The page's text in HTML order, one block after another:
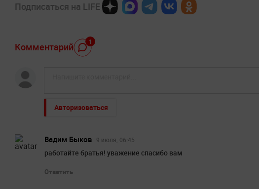
Подписаться на LIFE
Комментарий 1
Авторизоваться
Вадим Быков 9 июля, 06:45
работайте братья! уважение спасибо вам
Ответить